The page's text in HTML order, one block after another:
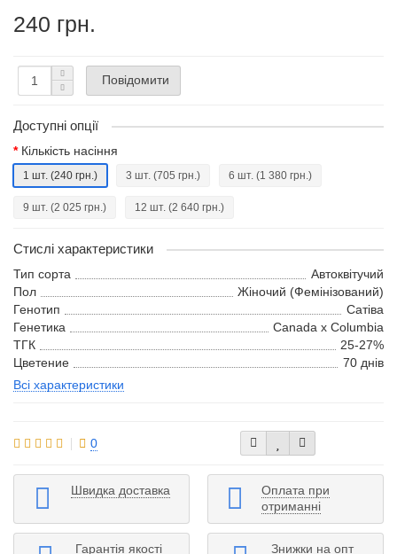
240 грн.
Повідомити
Доступні опції
Кількість насіння
1 шт. (240 грн.) 3 шт. (705 грн.) 6 шт. (1 380 грн.)
9 шт. (2 025 грн.) 12 шт. (2 640 грн.)
Стислі характеристики
Тип сорта
Автоквітучий
Пол
Жіночий (Фемінізований)
Генотип
Сатіва
Генетика
Canada x Columbia
ТГК
25-27%
Цветение
70 днів
Всі характеристики
0
Швидка доставка
Оплата при
отриманні
Гарантія якості Знижки на опт